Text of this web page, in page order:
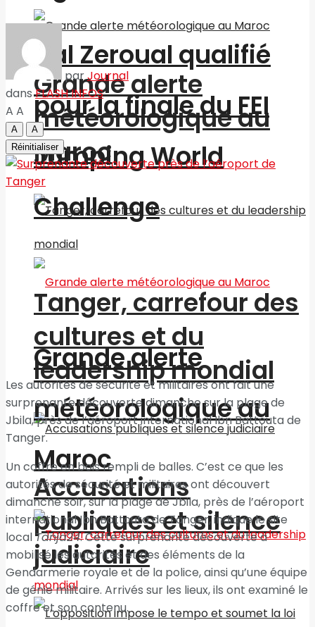
Grande alerte
météorologique au
Maroc
Tanger, carrefour des
cultures et du
leadership mondial
Accusations
publiques et silence
judiciaire
Nal Zeroual qualifié
pour la finale du FEI
Jumping World
Challenge
Grande alerte
météorologique au
Maroc
parJournal
dans FLASH INFOS
A A
A
A
Réinitialiser
Les autorités de sécurité et militaires ont fait une
surprenante découverte dimanche sur la plage de
Jbila, près de l’aéroport international Ibn Battouta de
Tanger.
Un coffre en bois rempli de balles. C’est ce que les
autorités de sécurité et militaires ont découvert
dimanche soir, sur la plage de Jbila, près de l’aéroport
international Ibn Battouta de Tanger, indique le site
localTanja24. Cette surprenante découverte a
mobilisé les autorités et des éléments de la
Gendarmerie royale et de la police, ainsi qu’une équipe
de génie militaire. Arrivés sur les lieux, ils ont examiné le
coffre et son contenu.